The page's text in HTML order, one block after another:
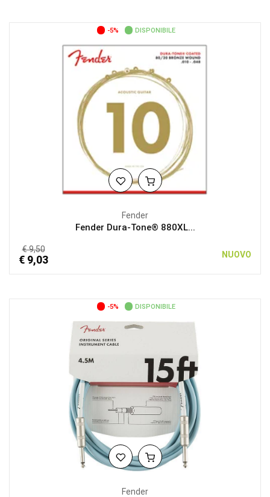
-5% DISPONIBILE
Fender
Fender Dura-Tone® 880XL...
€ 9,50
€ 9,03 NUOVO
-5% DISPONIBILE
Fender